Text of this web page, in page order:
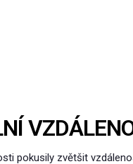
pokusily zvětšit